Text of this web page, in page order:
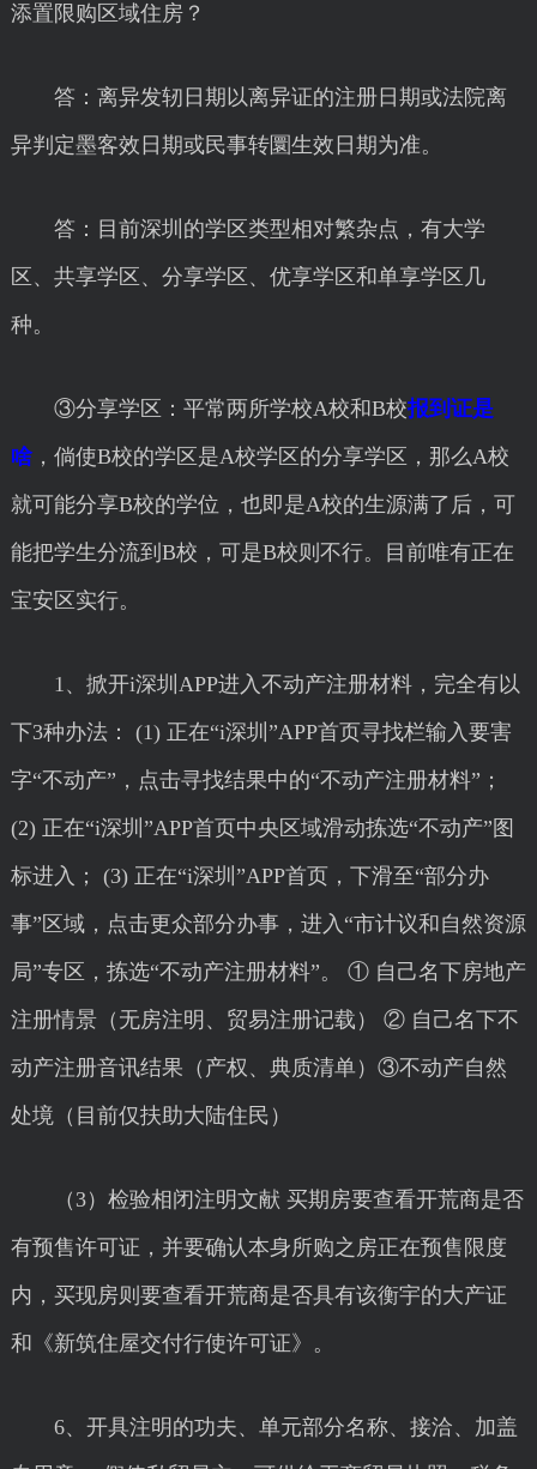
添置限购区域住房？
答：离异发轫日期以离异证的注册日期或法院离
异判定墨客效日期或民事转圜生效日期为准。
答：目前深圳的学区类型相对繁杂点，有大学
区、共享学区、分享学区、优享学区和单享学区几
种。
③分享学区：平常两所学校A校和B校报到证是
啥，倘使B校的学区是A校学区的分享学区，那么A校
就可能分享B校的学位，也即是A校的生源满了后，可
能把学生分流到B校，可是B校则不行。目前唯有正在
宝安区实行。
1、掀开i深圳APP进入不动产注册材料，完全有以
下3种办法： (1) 正在“i深圳”APP首页寻找栏输入要害
字“不动产”，点击寻找结果中的“不动产注册材料”；
(2) 正在“i深圳”APP首页中央区域滑动拣选“不动产”图
标进入； (3) 正在“i深圳”APP首页，下滑至“部分办
事”区域，点击更众部分办事，进入“市计议和自然资源
局”专区，拣选“不动产注册材料”。 ① 自己名下房地产
注册情景（无房注明、贸易注册记载） ② 自己名下不
动产注册音讯结果（产权、典质清单）③不动产自然
处境（目前仅扶助大陆住民）
（3）检验相闭注明文献 买期房要查看开荒商是否
有预售许可证，并要确认本身所购之房正在预售限度
内，买现房则要查看开荒商是否具有该衡宇的大产证
和《新筑住屋交付行使许可证》。
6、开具注明的功夫、单元部分名称、接洽、加盖